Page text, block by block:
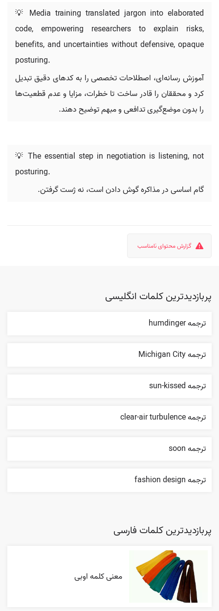
💡 Media training translated jargon into elaborated
code, empowering researchers to explain risks,
benefits, and uncertainties without defensive, opaque
posturing.
آموزش رسانه‌ای، اصطلاحات تخصصی را به کدهای دقیق تبدیل
کرد و محققان را قادر ساخت تا خطرات، مزایا و عدم قطعیت‌ها
را بدون موضع‌گیری تدافعی و مبهم توضیح دهند.
💡 The essential step in negotiation is listening, not
posturing.
گام اساسی در مذاکره گوش دادن است، نه ژست گرفتن.
گزارش محتوای نامناسب
پربازدیدترین کلمات انگلیسی
ترجمه humdinger
ترجمه Michigan City
ترجمه sun-kissed
ترجمه clear-air turbulence
ترجمه soon
ترجمه fashion design
پربازدیدترین کلمات فارسی
معنی کلمه اوبی